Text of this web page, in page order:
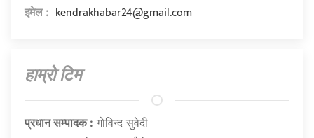
इमेल : kendrakhabar24@gmail.com
हाम्राे टिम
प्रधान सम्पादक : गाेविन्द सुवेदी